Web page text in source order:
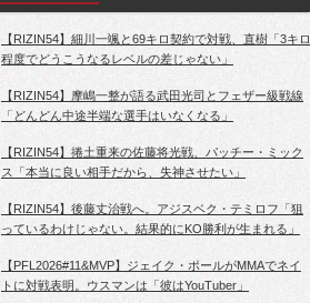
【RIZIN54】細川一颯と69キロ契約で対戦、直樹「3キロ
程度でどうこうなるレベルの差じゃない」
【RIZIN54】摩嶋一整が語る武田光司とフェザー級戦線
「どんどん中途半端な選手はいなくなる」
【RIZIN54】捲土重来の佐藤将光戦、パッチー・ミック
ス「本当に良い相手だから、失神させたい」
【RIZIN54】後藤丈治戦へ。アジスベク・テミロフ「狙
っているわけじゃない。結果的にKO勝利が生まれる」
【PFL2026#11&MVP】ジェイク・ポールがMMAでネイ
トに対戦表明。ウスマンは「彼はYouTuber」